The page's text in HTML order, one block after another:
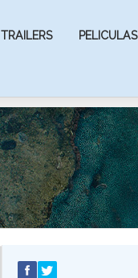
TRAILERS PELICULAS